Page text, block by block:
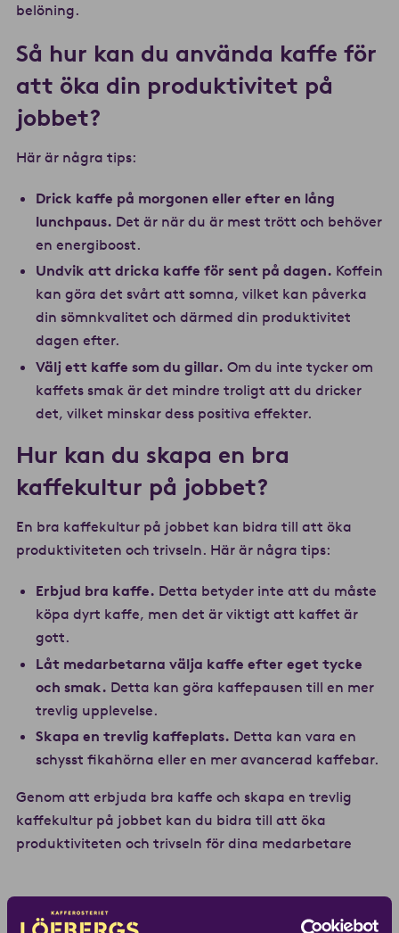
belöning.
Så hur kan du använda kaffe för
att öka din produktivitet på
jobbet?
Här är några tips:
Drick kaffe på morgonen eller efter en lång
lunchpaus. Det är när du är mest trött och behöver
en energiboost.
Undvik att dricka kaffe för sent på dagen. Koffein
kan göra det svårt att somna, vilket kan påverka
din sömnkvalitet och därmed din produktivitet
dagen efter.
Välj ett kaffe som du gillar. Om du inte tycker om
kaffets smak är det mindre troligt att du dricker
det, vilket minskar dess positiva effekter.
Hur kan du skapa en bra
kaffekultur på jobbet?
En bra kaffekultur på jobbet kan bidra till att öka
produktiviteten och trivseln. Här är några tips:
Erbjud bra kaffe. Detta betyder inte att du måste
köpa dyrt kaffe, men det är viktigt att kaffet är
gott.
Låt medarbetarna välja kaffe efter eget tycke
och smak. Detta kan göra kaffepausen till en mer
trevlig upplevelse.
Skapa en trevlig kaffeplats. Detta kan vara en
schysst fikahörna eller en mer avancerad kaffebar.
Genom att erbjuda bra kaffe och skapa en trevlig
kaffekultur på jobbet kan du bidra till att öka
produktiviteten och trivseln för dina medarbetare
Är du intresserad av